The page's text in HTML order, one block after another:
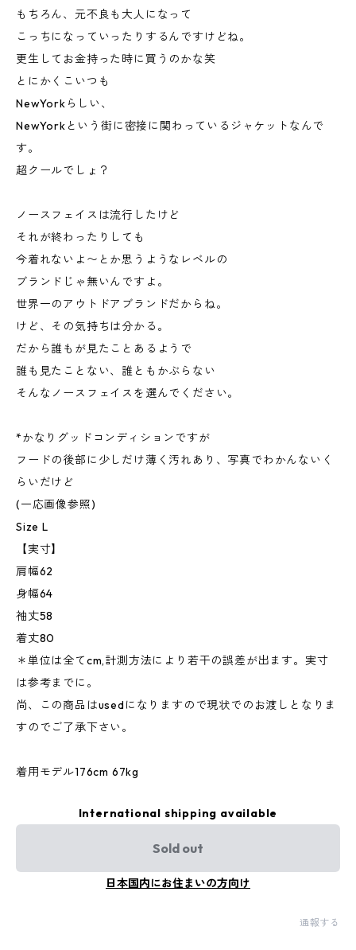
もちろん、元不良も大人になって
こっちになっていったりするんですけどね。
更生してお金持った時に買うのかな笑
とにかくこいつも
NewYorkらしい、
NewYorkという街に密接に関わっているジャケットなんで
す。
超クールでしょ？
ノースフェイスは流行したけど
それが終わったりしても
今着れないよ〜とか思うようなレベルの
ブランドじゃ無いんですよ。
世界一のアウトドアブランドだからね。
けど、その気持ちは分かる。
だから誰もが見たことあるようで
誰も見たことない、誰ともかぶらない
そんなノースフェイスを選んでください。
*かなりグッドコンディションですが
フードの後部に少しだけ薄く汚れあり、写真でわかんないく
らいだけど
(一応画像参照)
Size L
【実寸】
肩幅62
身幅64
袖丈58
着丈80
＊単位は全てcm,計測方法により若干の誤差が出ます。実寸
は参考までに。
尚、この商品はusedになりますので現状でのお渡しとなりま
すのでご了承下さい。
着用モデル176cm 67kg
International shipping available
Sold out
日本国内にお住まいの方向け
通報する